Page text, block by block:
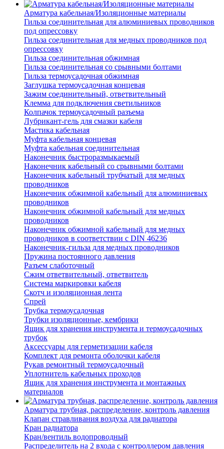
Арматура кабельная/Изоляционные материалы
Гильза соединительная для алюминиевых проводников
под опрессовку
Гильза соединительная для медных проводников под
опрессовку
Гильза соединительная обжимная
Гильза соединительная со срывными болтами
Гильза термоусадочная обжимная
Заглушка термоусадочная концевая
Зажим соединительный, ответвительный
Клемма для подключения светильников
Колпачок термоусадочный разъема
Лубрикант-гель для смазки кабеля
Мастика кабельная
Муфта кабельная концевая
Муфта кабельная соединительная
Наконечник быстроразмыкаемый
Наконечник кабельный со срывными болтами
Наконечник кабельный трубчатый для медных
проводников
Наконечник обжимной кабельный для алюминиевых
проводников
Наконечник обжимной кабельный для медных
проводников
Наконечник обжимной кабельный для медных
проводников в соответствии с DIN 46236
Наконечник-гильза для медных проводников
Пружина постоянного давления
Разъем слаботочный
Сжим ответвительный, ответвитель
Система маркировки кабеля
Скотч и изоляционная лента
Спрей
Трубка термоусадочная
Трубки изоляционные, кембрики
Ящик для хранения инструмента и термоусадочных
трубок
Аксессуары для герметизации кабеля
Комплект для ремонта оболочки кабеля
Рукав ремонтный термоусадочный
Уплотнитель кабельных проходов
Ящик для хранения инструмента и монтажных
материалов
Арматура трубная, распределение, контроль давления
Клапан стравливания воздуха для радиатора
Кран радиатора
Кран/вентиль водопроводный
Распределитель на 2 входа с контроллером давления